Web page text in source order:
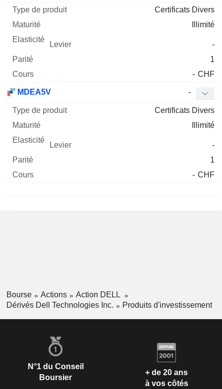
Certificats Divers
Illimité
-
1
- CHF
MDEA5V -
Certificats Divers
Illimité
-
1
- CHF
Bourse Actions
Action DELL
Dérivés Dell Technologies Inc.
Produits d'investissement
N°1 du Conseil
Boursier
+ de 20 ans
à vos côtés